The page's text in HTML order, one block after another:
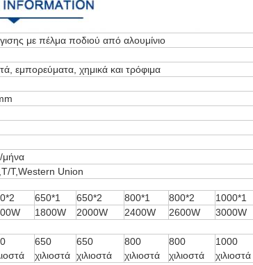
με πέλμα ποδιού από αλουμίνιο
εμπορεύματα, χημικά και τρόφιμα
μήνα
T,Western Union
650*1 650*2 800*1 800*2 1000*1
1800W 2000W 2400W 2600W 3000W
650
χιλιοστά
650
χιλιοστά
800
χιλιοστά
800
χιλιοστά
1000
χιλιοστά